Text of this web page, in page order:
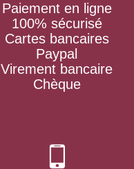
Paiement en ligne
100% sécurisé
Cartes bancaires
Paypal
Virement bancaire
Chèque